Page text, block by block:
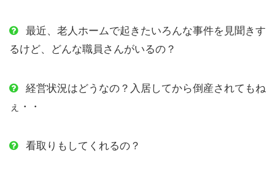
最近、老人ホームで起きたいろんな事件を見聞きす
るけど、どんな職員さんがいるの？
経営状況はどうなの？入居してから倒産されてもね
ぇ・・
看取りもしてくれるの？